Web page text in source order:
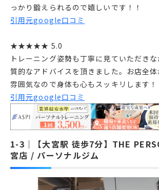
っかり鍛えられるので嬉しいです！！
引用元google口コミ
★★★★★ 5.0
トレーニング姿勢も丁寧に見ていただき
質的なアドバイスを頂きました。お店全
雰囲気なので身体も心もスッキリします！
引用元google口コミ
【大宮駅 徒歩7分】THE
宮店 / パーソナルジム